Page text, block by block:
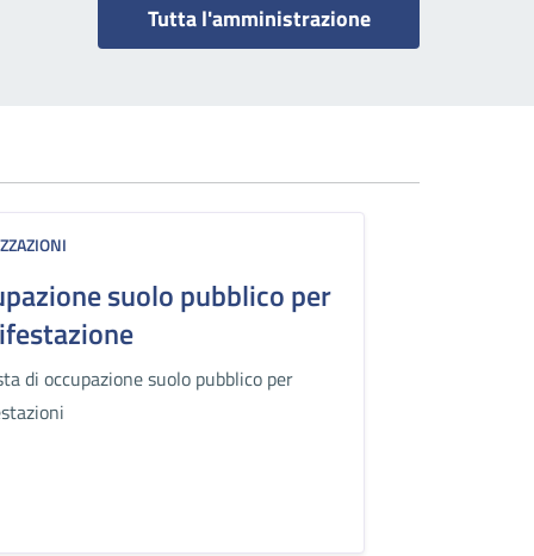
Tutta l'amministrazione
suolo pubblico per
di occupazione suolo pubblico per